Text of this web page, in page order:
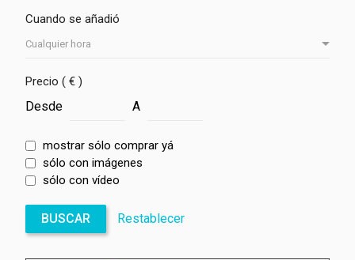
Cuando se añadió
Precio ( € )
Desde A
mostrar sólo comprar yá
sólo con imágenes
sólo con vídeo
BUSCAR Restablecer